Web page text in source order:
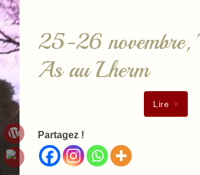
25-26 novembre,
As au Lherm
Lire
Partagez !